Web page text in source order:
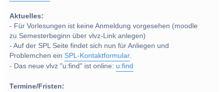
Aktuelles:
- Für Vorlesungen ist keine Anmeldung vorgesehen (moodle
zu Semesterbeginn über vlvz-Link anlegen)
- Auf der SPL Seite findet sich nun für Anliegen und
Problemchen einSPL-Kontaktformular.
- Das neue vlvz "u:find" ist online: u:find
Termine/Fristen: